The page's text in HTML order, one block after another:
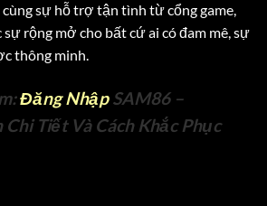
sự hỗ trợ tận tình từ cổng game,
rộng mở cho bất cứ ai có đam mê, sự
thông minh.
Đăng NhậpSAM86 –
Tiết Và Cách Khắc Phục